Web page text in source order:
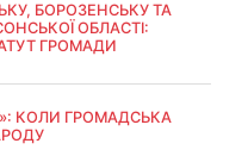
БОРОЗЕНСЬКУ ТА
ОБЛАСТІ:
ГРОМАДИ
КОЛИ ГРОМАДСЬКА